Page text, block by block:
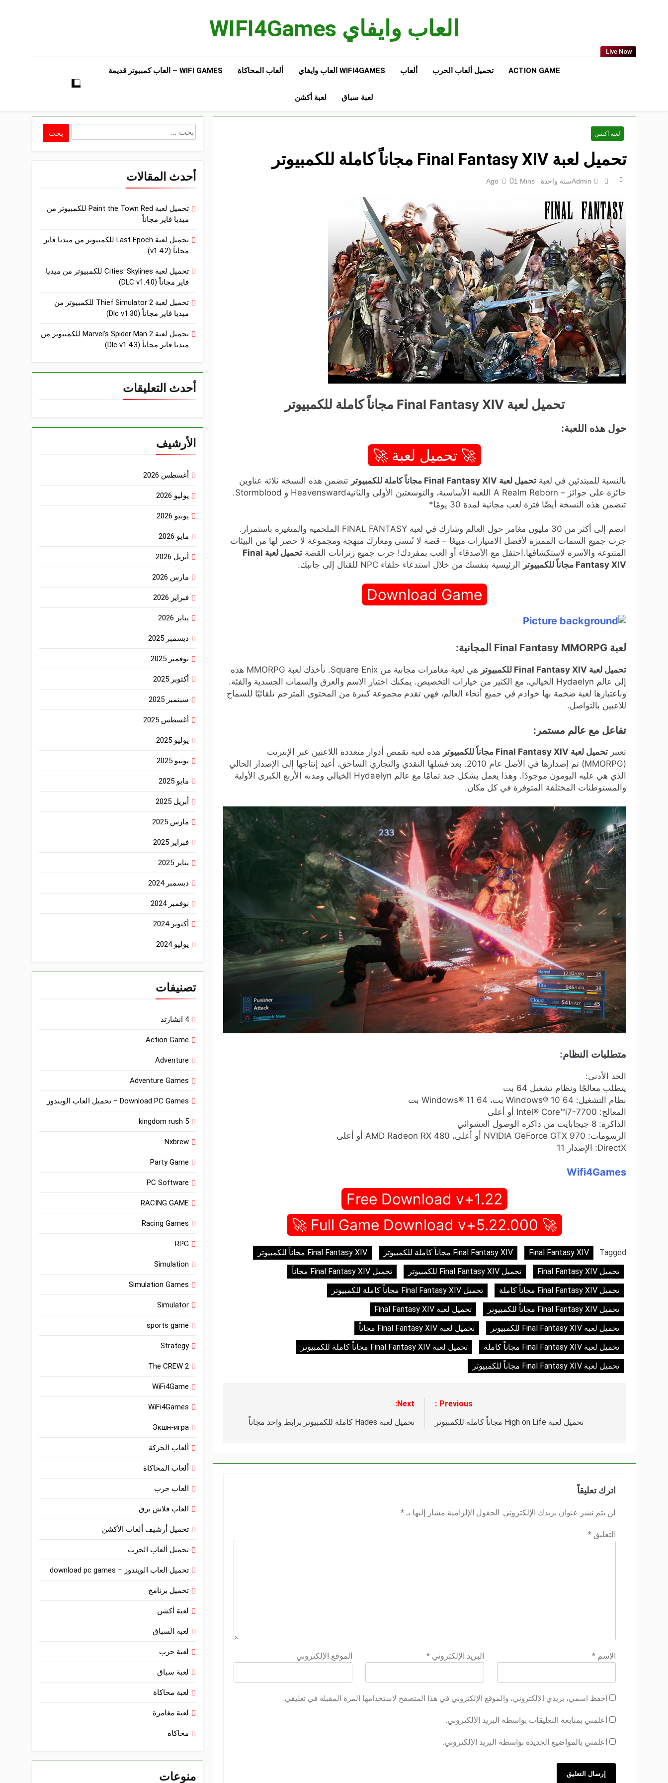
العاب وايفاي WIFI4Games
Live Now
ACTION GAME تحميل ألعاب الحرب ألعاب WIFI4GAMES العاب وايفاي ألعاب المحاكاة WIFI GAMES​ – العاب كمبيوتر قديمة​
لعبة سباق لعبة أكشن
لعبة أكشن
تحميل لعبة Final Fantasy XIV مجاناً كاملة للكمبيوتر
Adminسنة واحدة Ago 01 Mins
تحميل لعبة Final Fantasy XIV مجاناً كاملة للكمبيوتر
حول هذه اللعبة:
🚀 تحميل لعبة 🚀
بالنسبة للمبتدئين في لعبة تحميل لعبة Final Fantasy XIV مجاناً كاملة للكمبيوتر
تتضمن هذه النسخة ثلاثة عناوين
حائزة على جوائز – A Realm Reborn اللعبة الأساسية، والتوسعتين الأولى والثانيةHeavensward و Stormblood.
تتضمن هذه النسخة أيضًا فترة لعب مجانية لمدة 30 يومًا*
انضم إلى أكثر من 30 مليون مغامر حول العالم وشارك في لعبة FINAL FANTASY الملحمية والمتغيرة باستمرار.
جرب جميع السمات المميزة لأفضل الامتيازات مبيعًا – قصة لا تُنسى ومعارك مبهجة ومجموعة لا حصر لها من البيئات
المتنوعة والآسرة لاستكشافها.احتفل مع الأصدقاء أو العب بمفردك! جرب جميع زنزانات القصة
تحميل لعبة Final
Fantasy XIV مجاناً للكمبيوتر
الرئيسية بنفسك من خلال استدعاء حلفاء NPC للقتال إلى جانبك.
Download Game
لعبة Final Fantasy MMORPG المجانية:
تحميل لعبة Final Fantasy XIV للكمبيوتر
هي لعبة مغامرات مجانية من Square Enix. تأخذك لعبة MMORPG هذه
إلى عالم Hydaelyn الخيالي، مع الكثير من خيارات التخصيص. يمكنك اختيار الاسم والعرق والسمات الجسدية والفئة.
وباعتبارها لعبة ضخمة بها خوادم في جميع أنحاء العالم، فهي تقدم مجموعة كبيرة من المحتوى المترجم تلقائيًا للسماح
للاعبين بالتواصل.
تفاعل مع عالم مستمر:
تعتبر تحميل لعبة Final Fantasy XIV مجاناً للكمبيوتر
هذه لعبة تقمص أدوار متعددة اللاعبين عبر الإنترنت
(MMORPG) تم إصدارها في الأصل عام 2010. بعد فشلها النقدي والتجاري الساحق، أعيد إنتاجها إلى الإصدار الحالي
الذي هي عليه اليومون موجودًا. وهذا يعمل بشكل جيد تمامًا مع عالم Hydaelyn الخيالي ومدنه الأربع الكبرى الأولية
والمستوطنات المختلفة المتوفرة في كل مكان.
متطلبات النظام:
الحد الأدنى:
يتطلب معالجًا ونظام تشغيل 64 بت
نظام التشغيل: Windows® 10 64 بت، Windows® 11 64 بت
المعالج: Intel® Core™i7-7700 أو أعلى
الذاكرة: 8 جيجابايت من ذاكرة الوصول العشوائي
الرسومات: NVIDIA GeForce GTX 970 أو أعلى، AMD Radeon RX 480 أو أعلى
DirectX: الإصدار 11
Wifi4Games
Free Download v+1.22
🚀 Full Game Download v+5.22.000 🚀
Tagged:
Final Fantasy XIV Final Fantasy XIV مجاناً كاملة للكمبيوتر
Final Fantasy XIV مجاناً للكمبيوتر
تحميل Final Fantasy XIV
تحميل Final Fantasy XIV للكمبيوتر
تحميل Final Fantasy XIV مجاناً
تحميل Final Fantasy XIV مجاناً كاملة
تحميل Final Fantasy XIV مجاناً كاملة للكمبيوتر
تحميل Final Fantasy XIV مجاناً للكمبيوتر
تحميل لعبة Final Fantasy XIV
تحميل لعبة Final Fantasy XIV للكمبيوتر
تحميل لعبة Final Fantasy XIV مجاناً
تحميل لعبة Final Fantasy XIV مجاناً كاملة
تحميل لعبة Final Fantasy XIV مجاناً كاملة للكمبيوتر
تحميل لعبة Final Fantasy XIV مجاناً للكمبيوتر
المقالات
Previous:
تحميل لعبة High on Life مجاناً كاملة للكمبيوتر
Next:
تحميل لعبة Hades كاملة للكمبيوتر برابط واحد مجاناً
اترك تعليقاً
لن يتم نشر عنوان بريدك الإلكتروني. الحقول الإلزامية مشار إليها بـ *
التعليق *
الاسم * البريد الإلكتروني* الموقع الإلكتروني
احفظ اسمي، بريدي الإلكتروني، والموقع الإلكتروني في هذا المتصفح لاستخدامها المرة المقبلة في تعليقي.
أعلمني بمتابعة التعليقات بواسطة البريد الإلكتروني.
أعلمني بالمواضيع الجديدة بواسطة البريد الإلكتروني.
البحث
أحدث المقالات
تحميل لعبة Paint the Town Red للكمبيوتر من
ميديا فاير مجاناً
تحميل لعبة Last Epoch للكمبيوتر من ميديا فاير
مجاناً (v1.4.2)
تحميل لعبة Cities: Skylines للكمبيوتر من ميديا
فاير مجاناً (DLC v1.4.0)
تحميل لعبة Thief Simulator 2 للكمبيوتر من
ميديا فاير مجاناً (Dlc v1.30)
تحميل لعبة Marvel’s Spider Man 2 للكمبيوتر من
ميديا فاير مجاناً (Dlc v1.4.3)
أحدث التعليقات
الأرشيف
أغسطس 2026
يوليو 2026
يونيو 2026
مايو 2026
أبريل 2026
مارس 2026
فبراير 2026
يناير 2026
ديسمبر 2025
نوفمبر 2025
أكتوبر 2025
سبتمبر 2025
أغسطس 2025
يوليو 2025
يونيو 2025
مايو 2025
أبريل 2025
مارس 2025
فبراير 2025
يناير 2025
ديسمبر 2024
نوفمبر 2024
أكتوبر 2024
يوليو 2024
تصنيفات
4 انشارتد
Action Game
Adventure
Adventure Games
Download PC Games – تحميل العاب الويندوز
kingdom rush 5
Nxbrew
Party Game
PC Software
RACING GAME
Racing Games
RPG
Simulation
Simulation Games
Simulator
sports game
Strategy
The CREW 2
WiFi4Game
WiFi4Games
Экшн-игра
ألعاب الحركة
ألعاب المحاكاة
العاب حرب
العاب فلاش برق
تحميل أرشيف ألعاب الأكشن
تحميل ألعاب الحرب
تحميل العاب الويندوز – download pc games
تحميل برنامج
لعبة أكشن
لعبة السباق
لعبة حرب
لعبة سباق
لعبة محاكاة
لعبة مغامرة
محاكاة
منوعات